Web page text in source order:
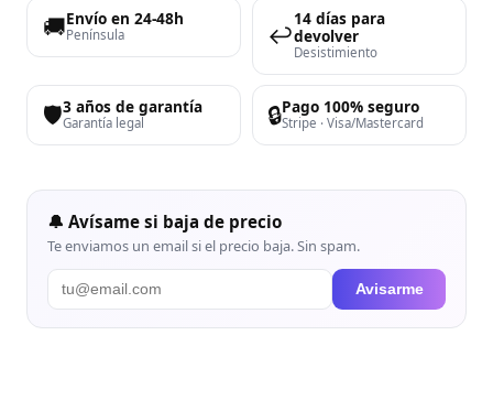
🚚Envío en 24-48h
Península ↩️
14 días para
devolver
Desistimiento
🛡️3 años de garantía
Garantía legal 🔒Pago 100% seguro
Stripe · Visa/Mastercard
🔔 Avísame si baja de precio
Te enviamos un email si el precio baja. Sin spam.
Avisarme